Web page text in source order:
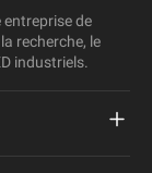
de
recherche, le
industriels.